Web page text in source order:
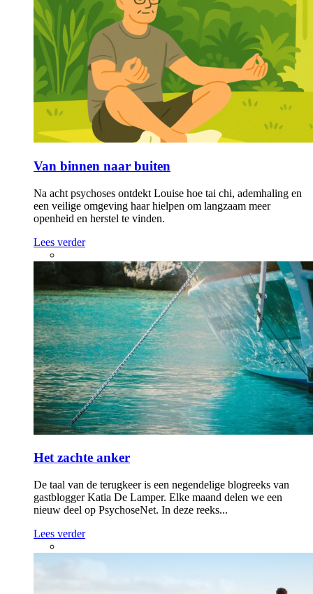
Van binnen naar buiten
Na acht psychoses ontdekt Louise hoe tai chi, ademhaling en
een veilige omgeving haar hielpen om langzaam meer
openheid en herstel te vinden.
Lees verder
Het zachte anker
De taal van de terugkeer is een negendelige blogreeks van
gastblogger Katia De Lamper. Elke maand delen we een
nieuw deel op PsychoseNet. In deze reeks...
Lees verder